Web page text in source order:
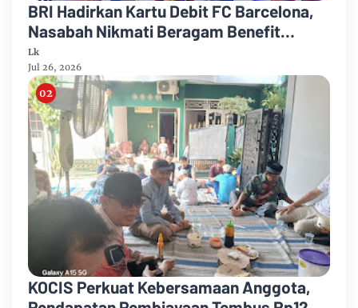
BRI Hadirkan Kartu Debit FC Barcelona,
Nasabah Nikmati Beragam Benefit
Eksklusif
Lk
Jul 26, 2026
KOCIS Perkuat Kebersamaan Anggota,